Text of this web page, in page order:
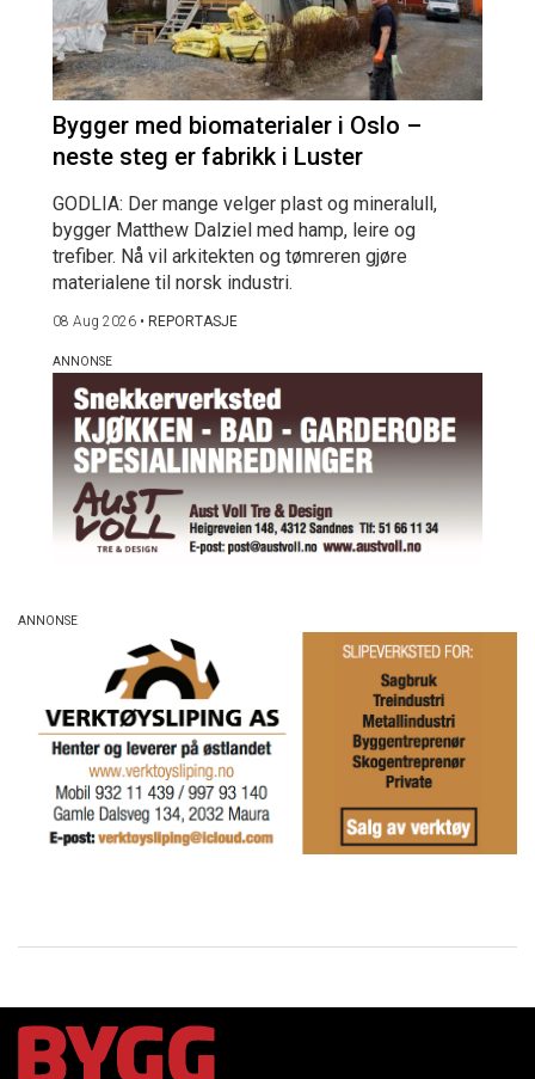
Bygger med biomaterialer i Oslo –
neste steg er fabrikk i Luster
GODLIA: Der mange velger plast og mineralull,
bygger Matthew Dalziel med hamp, leire og
trefiber. Nå vil arkitekten og tømreren gjøre
materialene til norsk industri.
08 Aug 2026 • REPORTASJE